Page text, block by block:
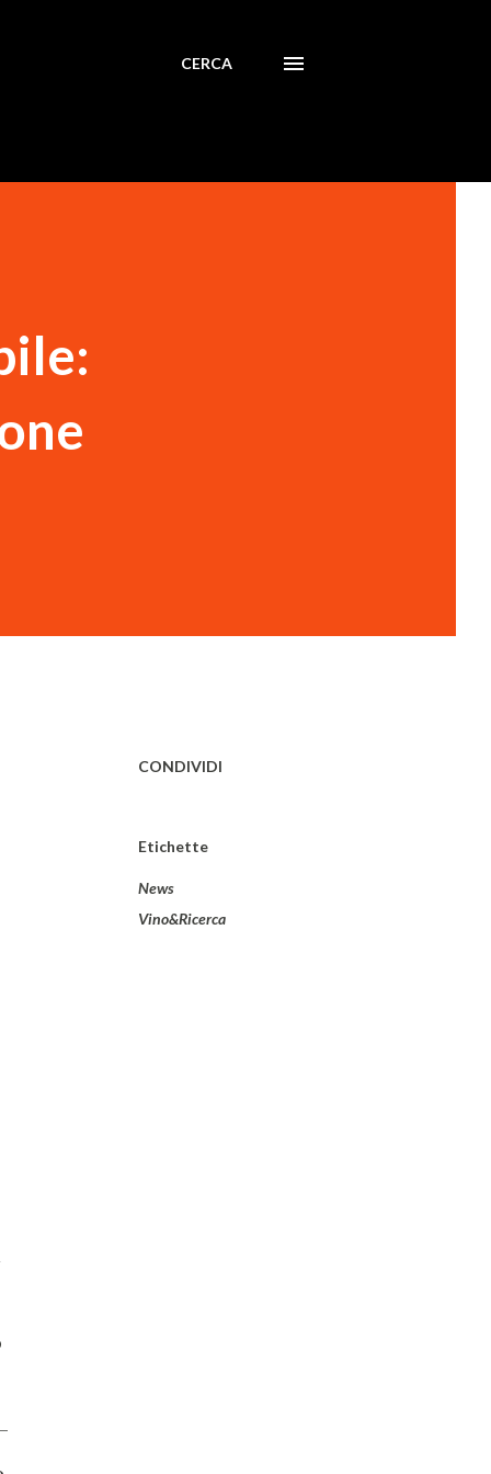
CERCA
CONDIVIDI
Etichette
News
Vino&Ricerca